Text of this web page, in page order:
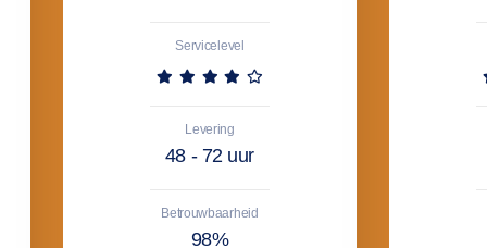
Servicelevel
Levering
48 - 72 uur
Betrouwbaarheid
98%